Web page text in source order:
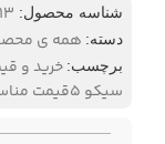
شناسه محصول:
دسته: همه ی
برچسب: خرید و
سیکو 5قیمت مناسب